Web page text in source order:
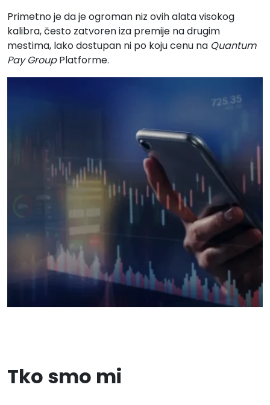
Primetno je da je ogroman niz ovih alata visokog
kalibra, često zatvoren iza premije na drugim
mestima, lako dostupan ni po koju cenu na Quantum
Pay GroupPlatforme.
Tko smo mi